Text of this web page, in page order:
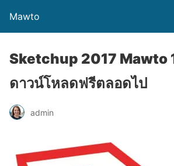
Mawto
Sketchup 2017 Mawto
ดาวน์โหลดฟรีตลอดไป
admin